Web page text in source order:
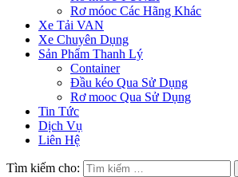
Rơ móoc Các Hãng Khác
Xe Tải VAN
Xe Chuyên Dụng
Sản Phẩm Thanh Lý
Container
Đầu kéo Qua Sử Dụng
Rơ mooc Qua Sử Dụng
Tin Tức
Dịch Vụ
Liên Hệ
Tìm kiếm cho: